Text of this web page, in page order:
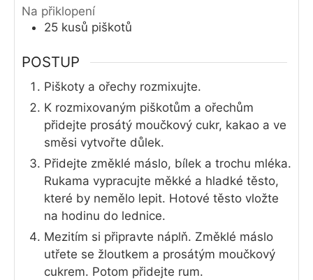
Na přiklopení
25 kusů piškotů
POSTUP
Piškoty a ořechy rozmixujte.
K rozmixovaným piškotům a ořechům
přidejte prosátý moučkový cukr, kakao a ve
směsi vytvořte důlek.
Přidejte změklé máslo, bílek a trochu mléka.
Rukama vypracujte měkké a hladké těsto,
které by nemělo lepit. Hotové těsto vložte
na hodinu do lednice.
Mezitím si připravte náplň. Změklé máslo
utřete se žloutkem a prosátým moučkový
cukrem. Potom přidejte rum.